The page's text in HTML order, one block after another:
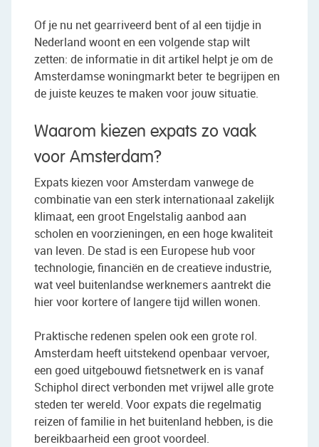
Of je nu net gearriveerd bent of al een tijdje in
Nederland woont en een volgende stap wilt
zetten: de informatie in dit artikel helpt je om de
Amsterdamse woningmarkt beter te begrijpen en
de juiste keuzes te maken voor jouw situatie.
Waarom kiezen expats zo vaak
voor Amsterdam?
Expats kiezen voor Amsterdam vanwege de
combinatie van een sterk internationaal zakelijk
klimaat, een groot Engelstalig aanbod aan
scholen en voorzieningen, en een hoge kwaliteit
van leven. De stad is een Europese hub voor
technologie, financiën en de creatieve industrie,
wat veel buitenlandse werknemers aantrekt die
hier voor kortere of langere tijd willen wonen.
Praktische redenen spelen ook een grote rol.
Amsterdam heeft uitstekend openbaar vervoer,
een goed uitgebouwd fietsnetwerk en is vanaf
Schiphol direct verbonden met vrijwel alle grote
steden ter wereld. Voor expats die regelmatig
reizen of familie in het buitenland hebben, is die
bereikbaarheid een groot voordeel.